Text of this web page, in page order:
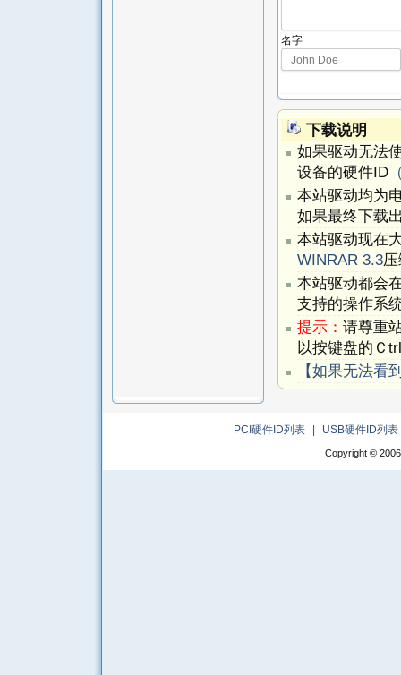
名字
下载说明
如果驱动无法
设备的硬件ID
本站驱动均为
如果最终下载
本站驱动现在
WINRAR 3.3
本站驱动都会
支持的操作系
提示： 请尊重
以按键盘的Ｃ
【如果无法看
PCI硬件ID列表 USB硬件ID列表
Copyright ©